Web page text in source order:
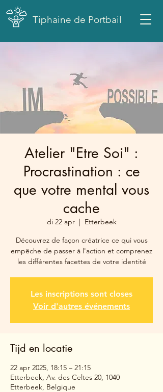
Tiphaine de Portbail
Atelier "Etre Soi" :
Procrastination : ce
que votre mental vous
cache
di 22 apr
  |
Etterbeek
Découvrez de façon créatrice ce qui vous
empêche de passer à l'action et comprenez
les différentes facettes de votre identité
Les inscriptions sont closes
Voir d'autres événements
Tijd en locatie
22 apr 2025, 18:15 – 21:15
Etterbeek, Av. des Celtes 20, 1040
Etterbeek, Belgique